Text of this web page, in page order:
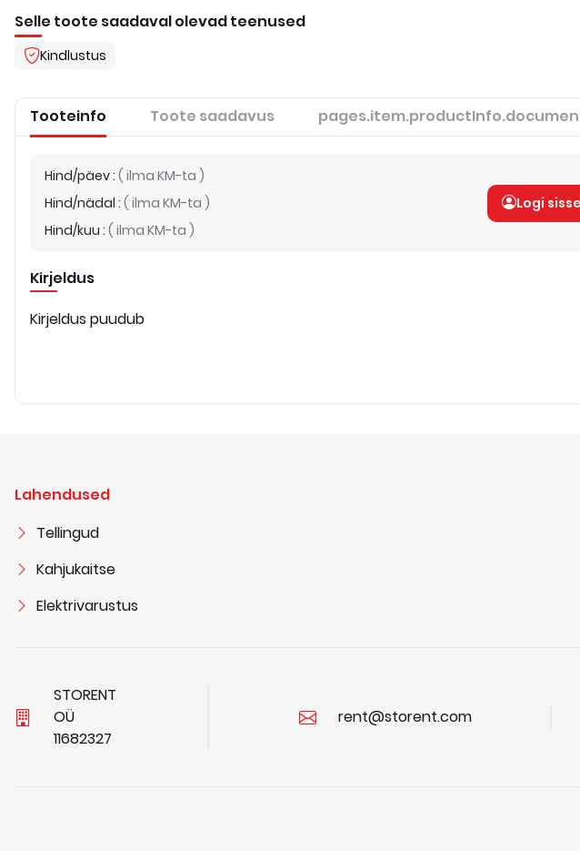
Selle toote saadaval olevad teenused
Kindlustus
Tooteinfo Toote saadavus
Hind/päev: ( ilma KM-ta )
Hind/nädal : ( ilma KM-ta )
Hind/kuu : ( ilma KM-ta )
Logi sisse
Kirjeldus
Kirjeldus puudub
Lahendused
Tellingud
Kahjukaitse
Elektrivarustus
STORENT
OÜ
11682327
rent@storent.com